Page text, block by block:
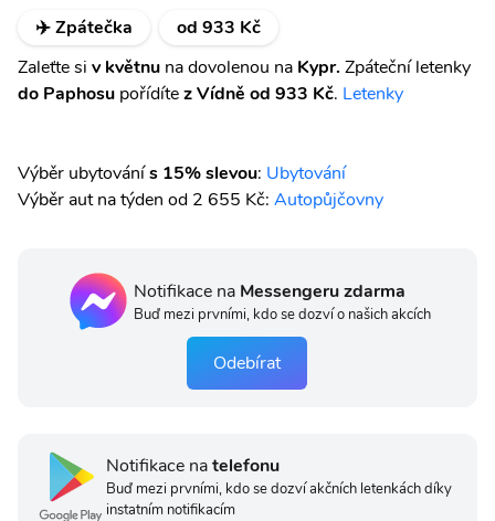
✈️ Zpátečka
od 933 Kč
Zaleťte si v květnu na dovolenou na Kypr. Zpáteční letenky
do Paphosu pořídítez Vídně od 933 Kč. Letenky
Výběr ubytovánís 15% slevou: Ubytování
Výběr aut na týden od 2 655 Kč: Autopůjčovny
Notifikace na Messengeru zdarma
Buď mezi prvními, kdo se dozví o našich akcích
Odebírat
Notifikace natelefonu
Buď mezi prvními, kdo se dozví akčních letenkách díky
instatním notifikacím